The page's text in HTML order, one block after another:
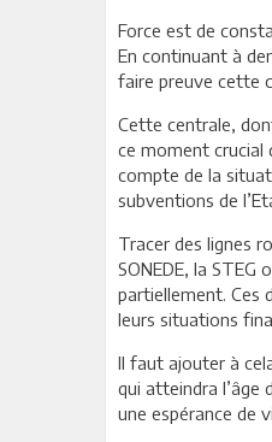
Force est de
En continuant à
faire preuve cette
Cette centrale,
ce moment crucial
compte de la
subventions de
Tracer des lignes
SONEDE, la
partiellement. Ces
leurs situations
Il faut ajouter à
qui atteindra l’âge
une espérance de